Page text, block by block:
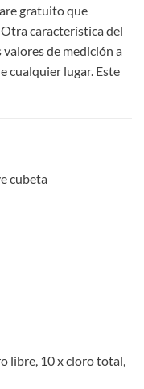
gratuito que
característica del
de medición a
cualquier lugar. Este
cubeta
libre, 10 x cloro total,